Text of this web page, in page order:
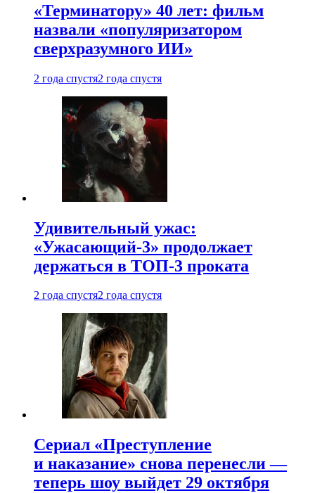
«Терминатору» 40 лет: фильм
назвали «популяризатором
сверхразумного ИИ»
2 года спустя2 года спустя
Удивительный ужас:
«Ужасающий-3» продолжает
держаться в ТОП-3 проката
2 года спустя2 года спустя
Сериал «Преступление
и наказание» снова перенесли —
теперь шоу выйдет 29 октября